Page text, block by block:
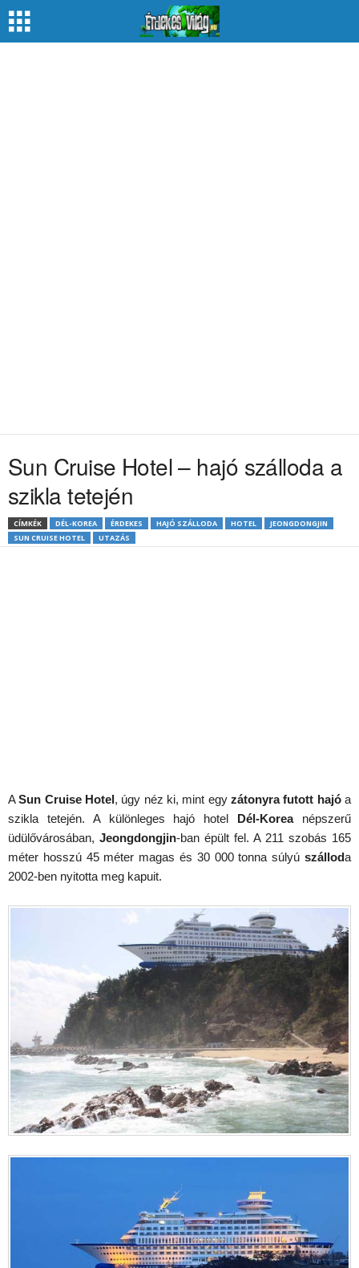
Sun Cruise Hotel – hajó szálloda a
szikla tetején
CÍMKÉK DÉL-KOREA ÉRDEKES HAJÓ SZÁLLODA HOTEL
JEONGDONGJIN
SUN CRUISE HOTEL
UTAZÁS
ASun Cruise Hotel, úgy néz ki, mint egyzátonyra futott hajóa
szikla tetején. A különleges hajó hotel Dél-Koreanépszerű
üdülővárosában, Jeongdongjin-ban épült fel. A 211 szobás 165
méter hosszú 45 méter magas és 30 000 tonna súlyú szálloda
2002-ben nyitotta meg kapuit.